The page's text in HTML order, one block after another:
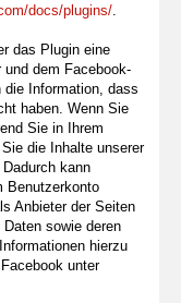
docs/plugins/
das Plugin eine
dem Facebook-
die Information, dass
haben. Wenn Sie
Sie in Ihrem
die Inhalte unserer
kann
Benutzerkonto
Anbieter der Seiten
sowie deren
hierzu
unter